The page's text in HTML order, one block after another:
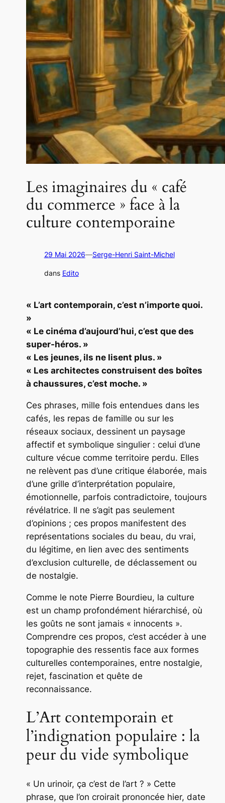
Les imaginaires du « café
du commerce » face à la
culture contemporaine
29 Mai 2026—Serge-Henri Saint-Michel
dans Edito
« L’art contemporain, c’est n’importe quoi.
»
« Le cinéma d’aujourd’hui, c’est que des
super-héros. »
« Les jeunes, ils ne lisent plus. »
« Les architectes construisent des boîtes
à chaussures, c’est moche. »
Ces phrases, mille fois entendues dans les
cafés, les repas de famille ou sur les
réseaux sociaux, dessinent un paysage
affectif et symbolique singulier : celui d’une
culture vécue comme territoire perdu. Elles
ne relèvent pas d’une critique élaborée, mais
d’une grille d’interprétation populaire,
émotionnelle, parfois contradictoire, toujours
révélatrice. Il ne s’agit pas seulement
d’opinions ; ces propos manifestent des
représentations sociales du beau, du vrai,
du légitime, en lien avec des sentiments
d’exclusion culturelle, de déclassement ou
de nostalgie.
Comme le note Pierre Bourdieu, la culture
est un champ profondément hiérarchisé, où
les goûts ne sont jamais « innocents ».
Comprendre ces propos, c’est accéder à une
topographie des ressentis face aux formes
culturelles contemporaines, entre nostalgie,
rejet, fascination et quête de
reconnaissance.
L’Art contemporain et
l’indignation populaire : la
peur du vide symbolique
« Un urinoir, ça c’est de l’art ? » Cette
phrase, que l’on croirait prononcée hier, date